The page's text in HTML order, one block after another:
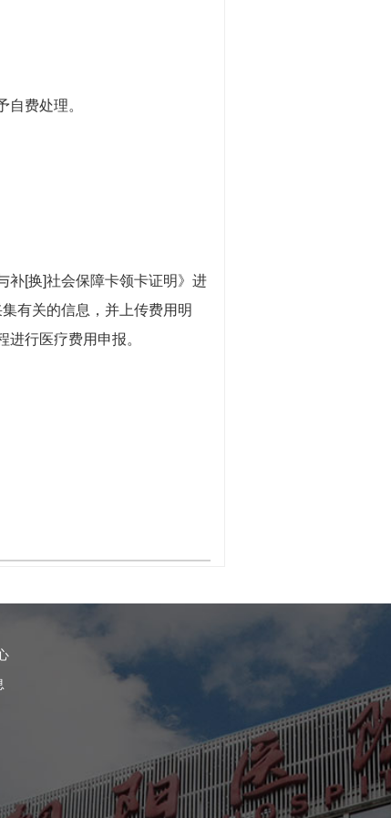
费处理。
[换]社会保障卡领卡证明》进
有关的信息，并上传费用明
行医疗费用申报。